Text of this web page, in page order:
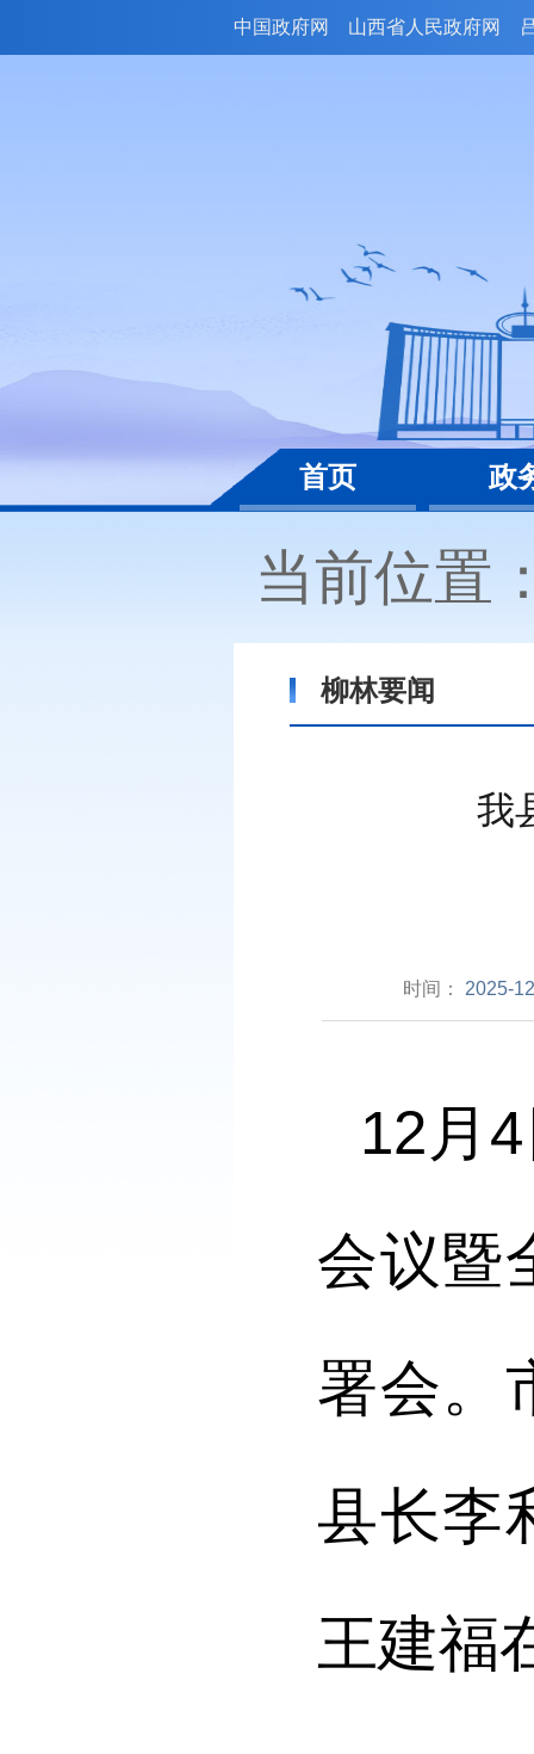
中国政府网 山西省人民政府网
首页 政
当前位置
柳林要闻
我
时间： 2025-
12 月 4
会议暨
署会。
县长李
王建福